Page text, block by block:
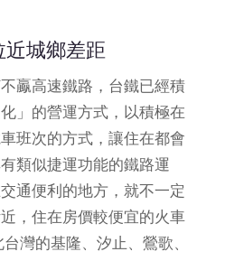
近城鄉差距
鸁高速鐵路，台鐵已經積
」的營運方式，以積極在
班次的方式，讓住在都會
類似捷運功能的鐵路運
通便利的地方，就不一定
，住在房價較便宜的火車
灣的基隆、汐止、鶯歌、